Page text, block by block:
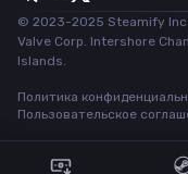
© 2023-2025 Steamify
Valve Corp. Intershore
Islands.
Политика
Пользовательское